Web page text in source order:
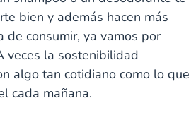
bien y además hacen más
de consumir, ya vamos por
veces la sostenibilidad
algo tan cotidiano como lo que
cada mañana.